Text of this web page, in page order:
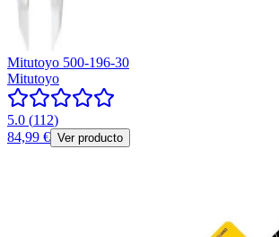
Mitutoyo 500-196-30
Mitutoyo
5.0 (112)
84,99 € Ver producto